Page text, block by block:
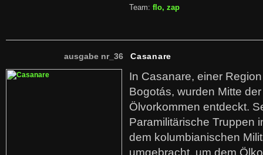
Team: flo, zap
ausgabe nr_36 Casanare
In Casanare, einer
Bogotás, wurden Mitte
Ölvorkommen entdeckt.
Paramilitärische Truppen
dem kolumbianischen
umgebracht, um dem